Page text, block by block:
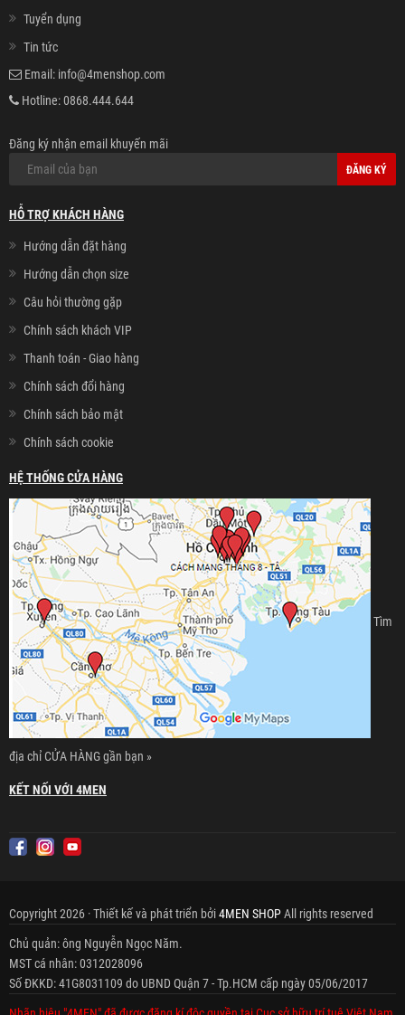
Tuyển dụng
Tin tức
Email: info@4menshop.com
Hotline:0868.444.644
Đăng ký nhận email khuyến mãi
ĐĂNG KÝ
HỖ TRỢ KHÁCH HÀNG
Hướng dẫn đặt hàng
Hướng dẫn chọn size
Câu hỏi thường gặp
Chính sách khách VIP
Thanh toán - Giao hàng
Chính sách đổi hàng
Chính sách bảo mật
Chính sách cookie
HỆ THỐNG CỬA HÀNG
Tìm
địa chỉ CỬA HÀNG gần bạn »
KẾT NỐI VỚI 4MEN
Copyright 2026 · Thiết kế và phát triển bởi4MEN SHOPAll rights reserved
Chủ quản: ông Nguyễn Ngọc Năm.
MST cá nhân: 0312028096
Số ĐKKD: 41G8031109 do UBND Quận 7 - Tp.HCM cấp ngày 05/06/2017